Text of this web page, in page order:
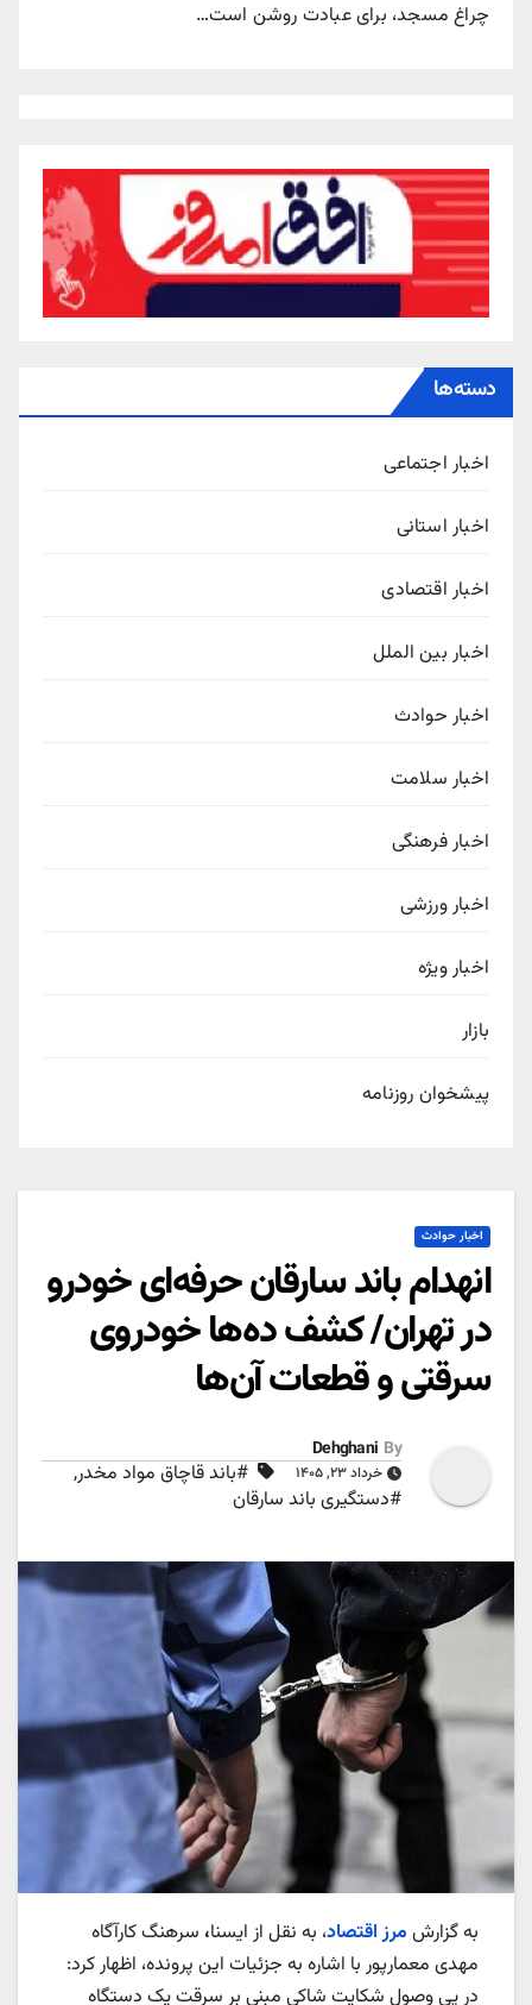
چراغ مسجد، برای عبادت روشن است…
دسته‌ها
اخبار اجتماعی
اخبار استانی
اخبار اقتصادی
اخبار بین الملل
اخبار حوادث
اخبار سلامت
اخبار فرهنگی
اخبار ورزشی
اخبار ویژه
بازار
پیشخوان روزنامه
اخبار حوادث
انهدام باند سارقان حرفه‌ای خودرو
در تهران/ کشف ده‌ها خودروی
سرقتی و قطعات آن‌ها
By
Dehghani
خرداد ۲۳, ۱۴۰۵ #باند قاچاق مواد مخدر,
#دستگیری باند سارقان
به گزارش مرز اقتصاد، به نقل از ایسنا، سرهنگ کارآگاه
مهدی معمارپور با اشاره به جزئیات این پرونده، اظهار کرد:
در پی وصول شکایت شاکی مبنی بر سرقت یک دستگاه